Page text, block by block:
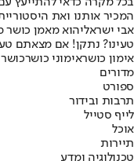
המכיר אותנו ואת
אבי ישראליהוא מאמן כושר
טעינו? נתקן! אם מצאתם
אימון כושראימוני כושרכושר
מדורים
ספורט
תרבות ובידור
לייף סטייל
אוכל
תיירות
טכנולוגיה ומדע